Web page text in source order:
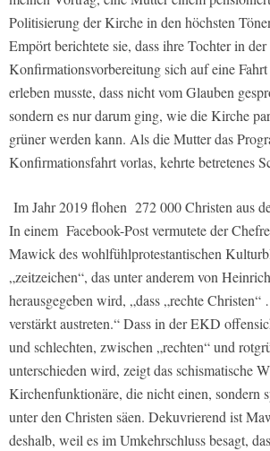
Politisierung der Kirche in den höchsten
Empört berichtete sie, dass ihre Tochter in der
Konfirmationsvorbereitung sich auf eine
erleben musste, dass nicht vom Glauben
sondern es nur darum ging, wie die Kirche
grüner werden kann. Als die Mutter das
Konfirmationsfahrt vorlas, kehrte betretenes
Im Jahr 2019 flohen 272 000 Christen aus
In einem Facebook-Post vermutete der
Mawick des wohlfühlprotestantischen
„zeitzeichen“, das unter anderem von
herausgegeben wird, „dass „rechte
verstärkt austreten.“ Dass in der EKD
und schlechten, zwischen „rechten“ und
unterschieden wird, zeigt das schismatische
Kirchenfunktionäre, die nicht einen, sondern
unter den Christen säen. Dekuvrierend ist
deshalb, weil es im Umkehrschluss besagt,